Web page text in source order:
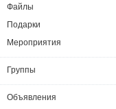
Файлы
Подарки
Мероприятия
Группы
Объявления